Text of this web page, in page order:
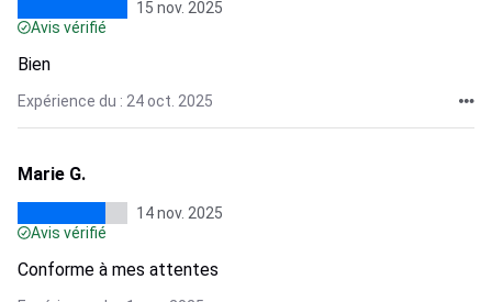
15 nov. 2025
Avis vérifié
Bien
Expérience du : 24 oct. 2025
Marie G.
14 nov. 2025
Avis vérifié
Conforme à mes attentes